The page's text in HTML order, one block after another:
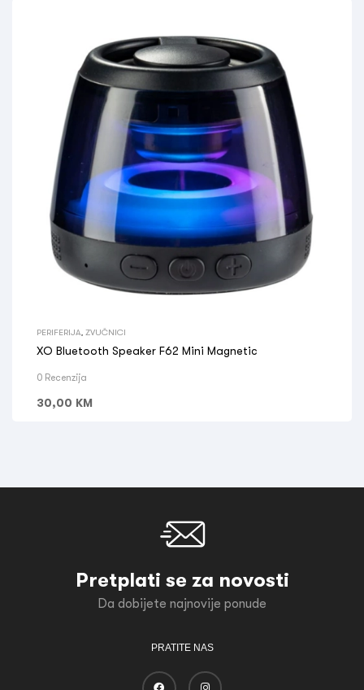
PERIFERIJA ZVUČNICI
XO Bluetooth Speaker F62 Mini Magnetic
0 Recenzija
30,00 KM
Pretplati se za novosti
Da dobijete najnovije ponude
PRATITE NAS